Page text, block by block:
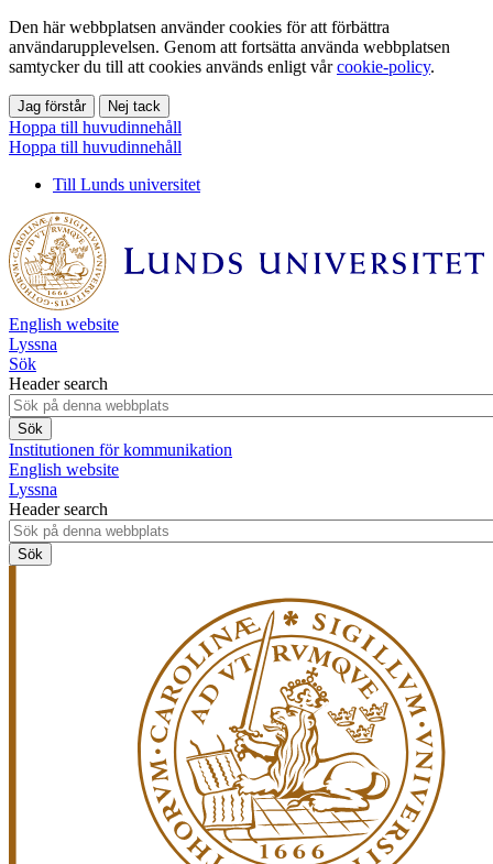
Den här webbplatsen använder cookies för att förbättra
användarupplevelsen. Genom att fortsätta använda webbplatsen
samtycker du till att cookies används enligt vårcookie-policy.
Jag förstår Nej tack
Hoppa till huvudinnehåll
Hoppa till huvudinnehåll
Till Lunds universitet
English website
Lyssna
Sök
Header search
Institutionen för kommunikation
English website
Lyssna
Header search